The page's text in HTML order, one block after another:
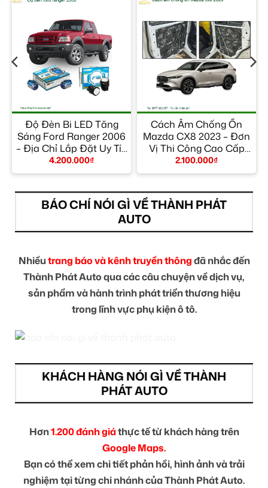
Độ Đèn Bi LED Tăng
Sáng Ford Ranger 2006
– Địa Chỉ Lắp Đặt Uy Tín
TPHCM
4.200.000₫
Cách Âm Chống Ồn
Mazda CX8 2023 – Đơn
Vị Thi Công Cao Cấp
TPHCM
2.100.000₫
BÁO CHÍ NÓI GÌ VỀ THÀNH PHÁT
AUTO
Nhiềutrang báo và kênh truyền thôngđã nhắc đến
Thành Phát Auto qua các câu chuyện về dịch vụ,
sản phẩm và hành trình phát triển thương hiệu
trong lĩnh vực phụ kiện ô tô.
KHÁCH HÀNG NÓI GÌ VỀ THÀNH
PHÁT AUTO
Hơn1.200 đánh giáthực tế từ khách hàng trên
Google Maps.
Bạn có thể xem chi tiết phản hồi, hình ảnh và trải
nghiệm tại từng chi nhánh của Thành Phát Auto.